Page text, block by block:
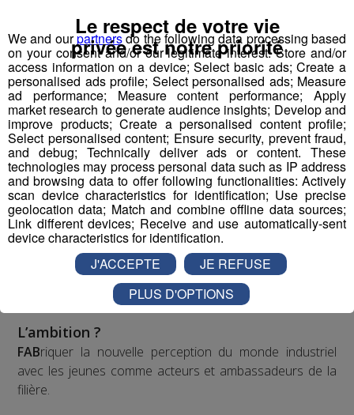
Pour la 1ère fois dans l’histoire de l’industrie et des
médias français, nous proposons de porter, créer,
produire, diffuser un programme audiovisuel « mass
média » à l’échelle régionale.
Top Fab, le 1er programme
audiovisuel inspirant qui raconte
la fierté industrielle par la jeune
génération
Dans l’esprit d'un “top chef de l’industrie”, à l’image de la
nouvelle perception désirable suscitée pour la cuisine
suite à l’impulsion et la récurrence média depuis 15 ans.
L’ambition ?
FABriquer la nouvelle perception du monde industriel
avec les jeunes comme acteurs et ambassadeurs de la
filière.
We and ourpartnersdo the following data processing based
on your consent and/or our legitimate interest: Store and/or
access information on a device; Select basic ads; Create a
personalised ads profile; Select personalised ads; Measure
ad performance; Measure content performance; Apply
market research to generate audience insights; Develop and
improve products; Create a personalised content profile;
Select personalised content; Ensure security, prevent fraud,
and debug; Technically deliver ads or content. These
technologies may process personal data such as IP address
and browsing data to offer following functionalities: Actively
scan device characteristics for identification; Use precise
geolocation data; Match and combine offline data sources;
Link different devices; Receive and use automatically-sent
device characteristics for identification.
Le respect de votre vie
privée est notre priorité
J'ACCEPTE
JE REFUSE
PLUS D'OPTIONS